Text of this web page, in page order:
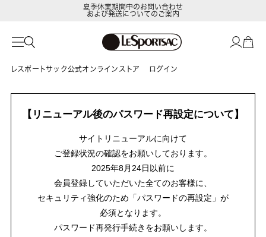
夏季休業期間中のお問い合わせ
および発送についてのご案内
レスポートサック公式オンラインストア ログイン
【リニューアル後のパスワード再設定について】
サイトリニューアルに向けて
ご登録状況の確認をお願いしております。
2025年8月24日以前に
会員登録していただいた全てのお客様に、
セキュリティ強化のため「パスワードの再設定」が
必須となります。
パスワード再発行手続きをお願いします。